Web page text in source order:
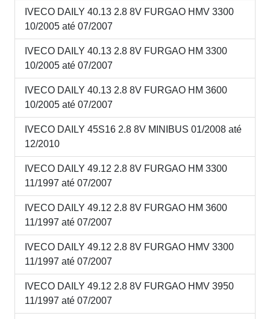
IVECO DAILY 40.13 2.8 8V FURGAO HMV 3300
10/2005 até 07/2007
IVECO DAILY 40.13 2.8 8V FURGAO HM 3300
10/2005 até 07/2007
IVECO DAILY 40.13 2.8 8V FURGAO HM 3600
10/2005 até 07/2007
IVECO DAILY 45S16 2.8 8V MINIBUS 01/2008 até
12/2010
IVECO DAILY 49.12 2.8 8V FURGAO HM 3300
11/1997 até 07/2007
IVECO DAILY 49.12 2.8 8V FURGAO HM 3600
11/1997 até 07/2007
IVECO DAILY 49.12 2.8 8V FURGAO HMV 3300
11/1997 até 07/2007
IVECO DAILY 49.12 2.8 8V FURGAO HMV 3950
11/1997 até 07/2007